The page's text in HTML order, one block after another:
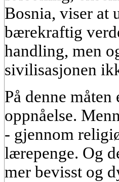
Bosnia, viser at
bærekraftig
handling, men
sivilisasjonen
På denne
oppnåelse.
- gjennom
lærepenge. Og
mer bevisst og